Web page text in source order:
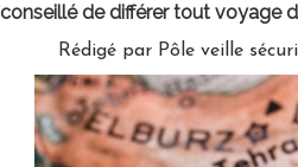
conseillé de différer tout voyage
Rédigé par Pôle veille